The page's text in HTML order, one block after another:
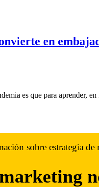
en
es que para aprender,
sobre estrategia de